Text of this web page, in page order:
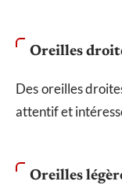
Oreilles
Des oreilles
attentif et
Oreilles